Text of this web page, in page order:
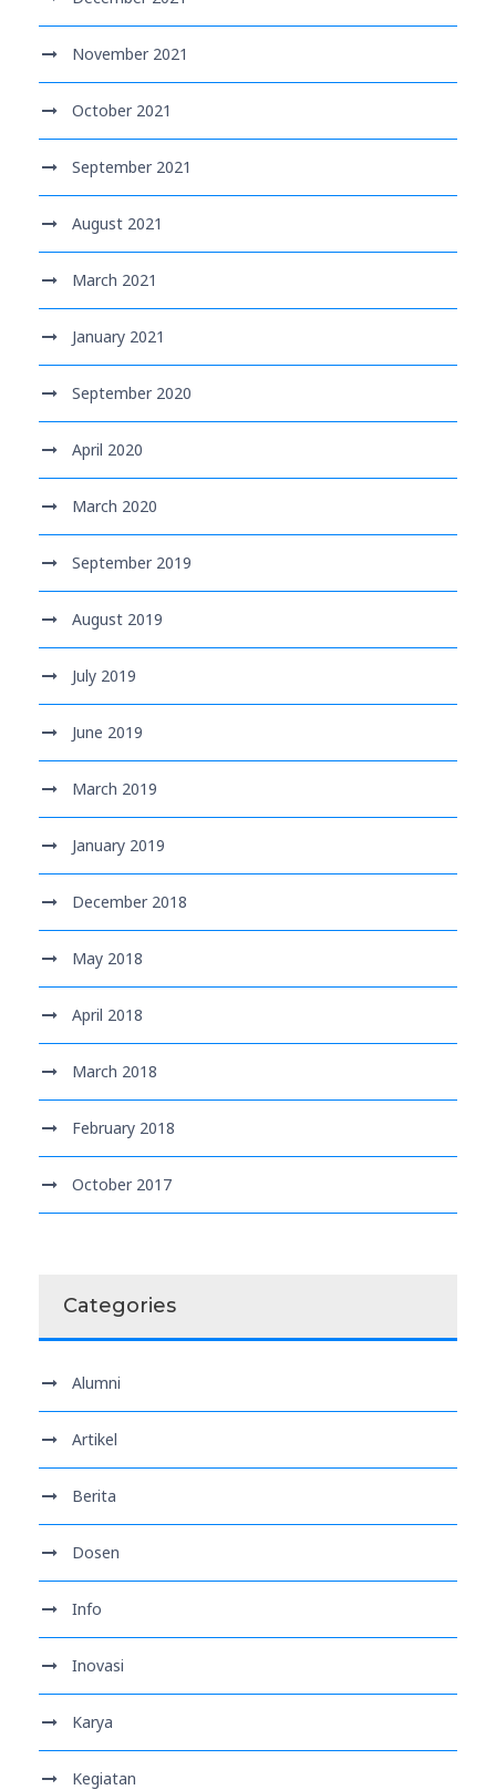
November 2021
October 2021
September 2021
August 2021
March 2021
January 2021
September 2020
April 2020
March 2020
September 2019
August 2019
July 2019
June 2019
March 2019
January 2019
December 2018
May 2018
April 2018
March 2018
February 2018
October 2017
Categories
Alumni
Artikel
Berita
Dosen
Info
Inovasi
Karya
Kegiatan